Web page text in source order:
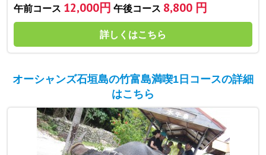
午前コース 12,000円 午後コース 8,800 円
詳しくはこちら
オーシャンズ石垣島の竹富島満喫1日コースの詳細
はこちら